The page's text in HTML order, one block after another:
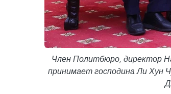
Член Политбюро, директор
принимает господина Ли Хун